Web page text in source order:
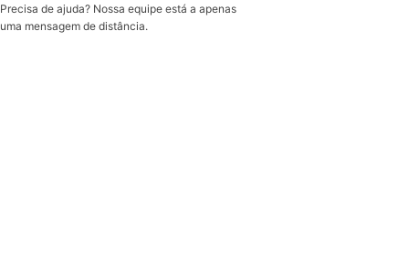
Precisa de ajuda? Nossa equipe está a apenas
uma mensagem de distância.